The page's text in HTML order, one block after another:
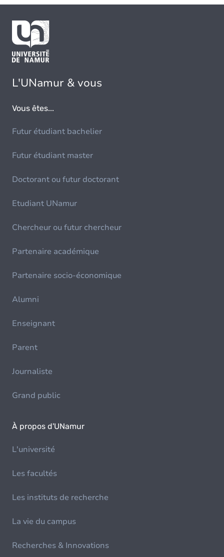
L'UNamur & vous
Vous êtes...
Futur étudiant bachelier
Futur étudiant master
Doctorant ou futur doctorant
Etudiant UNamur
Chercheur ou futur chercheur
Partenaire académique
Partenaire socio-économique
Alumni
Enseignant
Parent
Journaliste
Grand public
À propos d'UNamur
L'université
Les facultés
Les instituts de recherche
La vie du campus
Recherches & Innovations